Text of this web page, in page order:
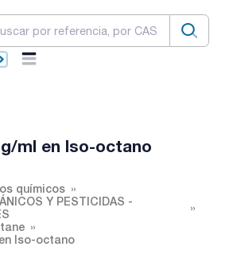
ml en Iso-octano
químicos
Y PESTICIDAS -
Iso-octano